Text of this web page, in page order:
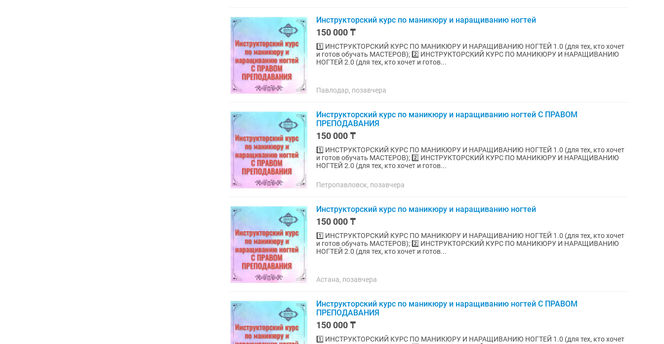
Инструкторский курс по маникюру и наращиванию ногтей
150 000 ₸
1️⃣ ИНСТРУКТОРСКИЙ КУРС ПО МАНИКЮРУ И НАРАЩИВАНИЮ НОГТЕЙ 1.0 (для тех, кто хочет
и готов обучать МАСТЕРОВ); 2️⃣ ИНСТРУКТОРСКИЙ КУРС ПО МАНИКЮРУ И НАРАЩИВАНИЮ
НОГТЕЙ 2.0 (для тех, кто хочет и готов...
Павлодар, позавчера
Инструкторский курс по маникюру и наращиванию ногтей С ПРАВОМ
ПРЕПОДАВАНИЯ
150 000 ₸
1️⃣ ИНСТРУКТОРСКИЙ КУРС ПО МАНИКЮРУ И НАРАЩИВАНИЮ НОГТЕЙ 1.0 (для тех, кто хочет
и готов обучать МАСТЕРОВ); 2️⃣ ИНСТРУКТОРСКИЙ КУРС ПО МАНИКЮРУ И НАРАЩИВАНИЮ
НОГТЕЙ 2.0 (для тех, кто хочет и готов...
Петропавловск, позавчера
Инструкторский курс по маникюру и наращиванию ногтей
150 000 ₸
1️⃣ ИНСТРУКТОРСКИЙ КУРС ПО МАНИКЮРУ И НАРАЩИВАНИЮ НОГТЕЙ 1.0 (для тех, кто хочет
и готов обучать МАСТЕРОВ); 2️⃣ ИНСТРУКТОРСКИЙ КУРС ПО МАНИКЮРУ И НАРАЩИВАНИЮ
НОГТЕЙ 2.0 (для тех, кто хочет и готов...
Астана, позавчера
Инструкторский курс по маникюру и наращиванию ногтей С ПРАВОМ
ПРЕПОДАВАНИЯ
150 000 ₸
1️⃣ ИНСТРУКТОРСКИЙ КУРС ПО МАНИКЮРУ И НАРАЩИВАНИЮ НОГТЕЙ 1.0 (для тех, кто хочет